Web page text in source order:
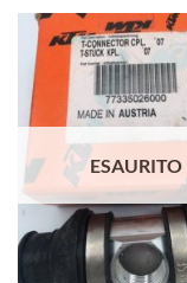
ESAURITO